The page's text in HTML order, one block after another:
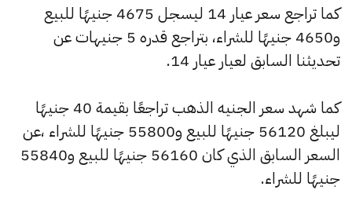
كما تراجع سعر عيار 14 ليسجل 4675 جنيهًا للبيع
و4650 جنيهًا للشراء، بتراجع قدره 5 جنيهات عن
تحديثنا السابق لعيار عيار 14.
كما شهد سعر الجنيه الذهب تراجعًا بقيمة 40 جنيهًا
ليبلغ 56120 جنيهًا للبيع و55800 جنيهًا للشراء ،عن
السعر السابق الذي كان 56160 جنيهًا للبيع و55840
جنيهًا للشراء.